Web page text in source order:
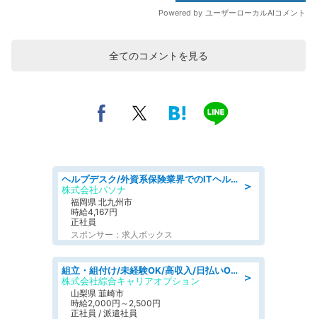
全てのコメントを見る
＞
ヘルプデスク/外資系保険業界でのITヘルプデスク業務/駅近/即日勤務可/ヘルプデスク
株式会社パソナ
福岡県 北九州市
時給4,167円
正社員
スポンサー：求人ボックス
＞
組立・組付け/未経験OK/高収入/日払いOK/寮費無料/日勤
株式会社綜合キャリアオプション
山梨県 韮崎市
時給2,000円～2,500円
正社員 / 派遣社員